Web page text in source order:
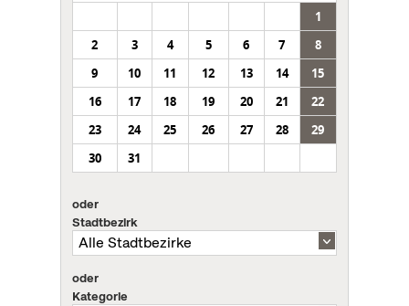
1
2
3 4 5 6 7
8
9
10 11 12 13 14
15
16
17 18 19 20 21
22
23
24 25 26 27 28
29
30
31
oder
Stadtbezirk
oder
Kategorie